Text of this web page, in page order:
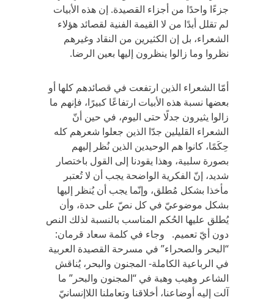
جزءًا واحدًا من أجزاء القصيدة. إن هذه الأبيات
لم تقلل أبدًا من لا القيمة الفنية لقصائد هؤلاء
الشعراء، بل إن الكثيرين من النقاد وغيرهم
نظروا وما زالوا ينظرون إليها بعين الرضا.
أمّا الشعراء الذين ارتفعت في قصائدهم كلها أو
بعضها نسبة هذه الأبيات ارتفاعًا كبيرًا، فإنهم ما
زالوا يثيرون جدلًا حتى اليوم، في حين أنّ
الشعراء القليلين جدّا الذين جعلوا شعرهم كله
حِكَمًا، كانوا هم الوحيدين الذين نُظر إليهم
بصورة سلبية، وهذا يقودنا إلى القول باختصار
شديد، إنّ الفكرية الواضحة يجب أن لا تُعتبر
مأخذا بشكل مُطلق، وإنّما يجب أن يُنظر إليها
بشكل موضوعيّ في كل نصّ على حدة، وأن
يُطلق عليها الحُكم المناسب بالنسبة لذلك النص
دون أيّ تعميم. وجاء في كلمة سعاد قرمان:
“البحر والصحراء” في مسرحة القصيدة العربية
في الرباعية الكاملة- المجنون والبحر، يُناقش
الشاعر وهيب وهبة في “المجنون والبحر” ما
آلت إليه أوضاعنا، أخلاقنا وتعاملنا اللاإنسانيّ